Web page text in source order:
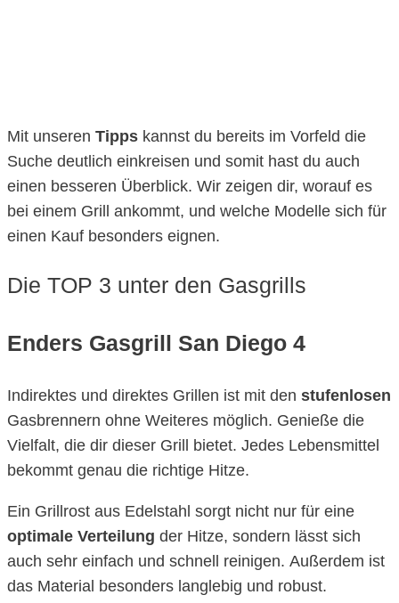
Mit unseren Tipps kannst du bereits im Vorfeld die
Suche deutlich einkreisen und somit hast du auch
einen besseren Überblick. Wir zeigen dir, worauf es
bei einem Grill ankommt, und welche Modelle sich für
einen Kauf besonders eignen.
Die TOP 3 unter den Gasgrills
Enders Gasgrill San Diego 4
Indirektes und direktes Grillen ist mit den stufenlosen
Gasbrennern ohne Weiteres möglich. Genieße die
Vielfalt, die dir dieser Grill bietet. Jedes Lebensmittel
bekommt genau die richtige Hitze.
Ein Grillrost aus Edelstahl sorgt nicht nur für eine
optimale Verteilung der Hitze, sondern lässt sich
auch sehr einfach und schnell reinigen. Außerdem ist
das Material besonders langlebig und robust.